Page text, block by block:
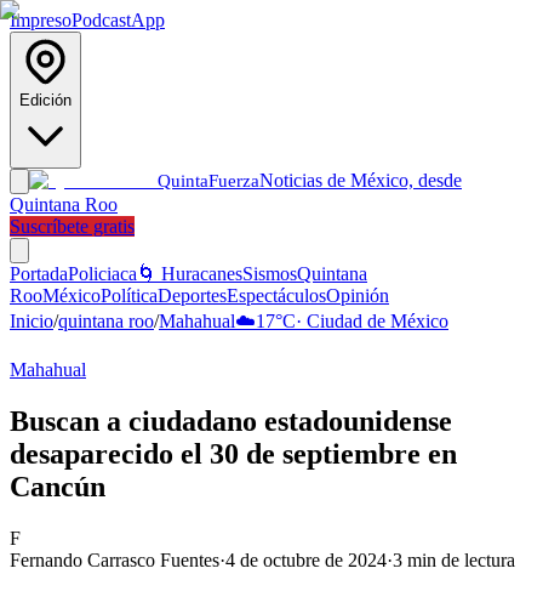
ImpresoPodcastApp
Edición
QuintaFuerzaNoticias de México, desde
Quintana Roo
Suscríbete gratis
PortadaPoliciaca 🌀 HuracanesSismosQuintana
RooMéxicoPolíticaDeportesEspectáculosOpinión
Inicio/quintana roo/Mahahual☁️17°C· Ciudad de México
Mahahual
Buscan a ciudadano estadounidense
desaparecido el 30 de septiembre en
Cancún
F
Fernando Carrasco Fuentes·4 de octubre de 2024·3 min de lectura